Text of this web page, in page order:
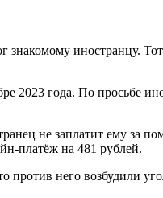
иностранцу.
2023 года. По просьбе
не заплатит ему за
платёж на 481 рублей.
него возбудили